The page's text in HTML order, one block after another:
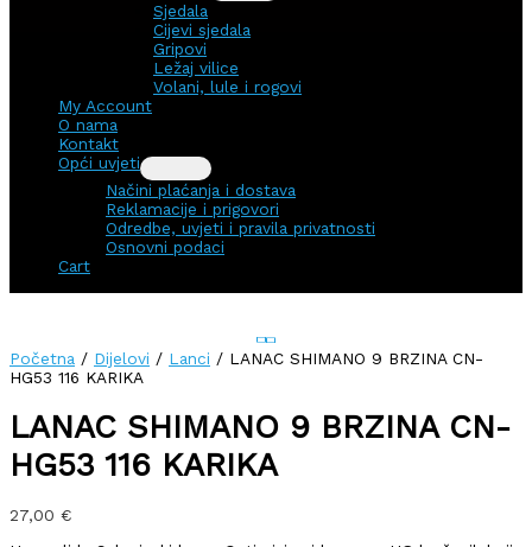
Sjedala
Cijevi sjedala
Gripovi
Ležaj vilice
Volani, lule i rogovi
My Account
O nama
Kontakt
Opći uvjeti
Načini plaćanja i dostava
Reklamacije i prigovori
Odredbe, uvjeti i pravila privatnosti
Osnovni podaci
Cart
Početna / Dijelovi / Lanci / LANAC SHIMANO 9 BRZINA CN-
HG53 116 KARIKA
LANAC SHIMANO 9 BRZINA CN-
HG53 116 KARIKA
27,00 €